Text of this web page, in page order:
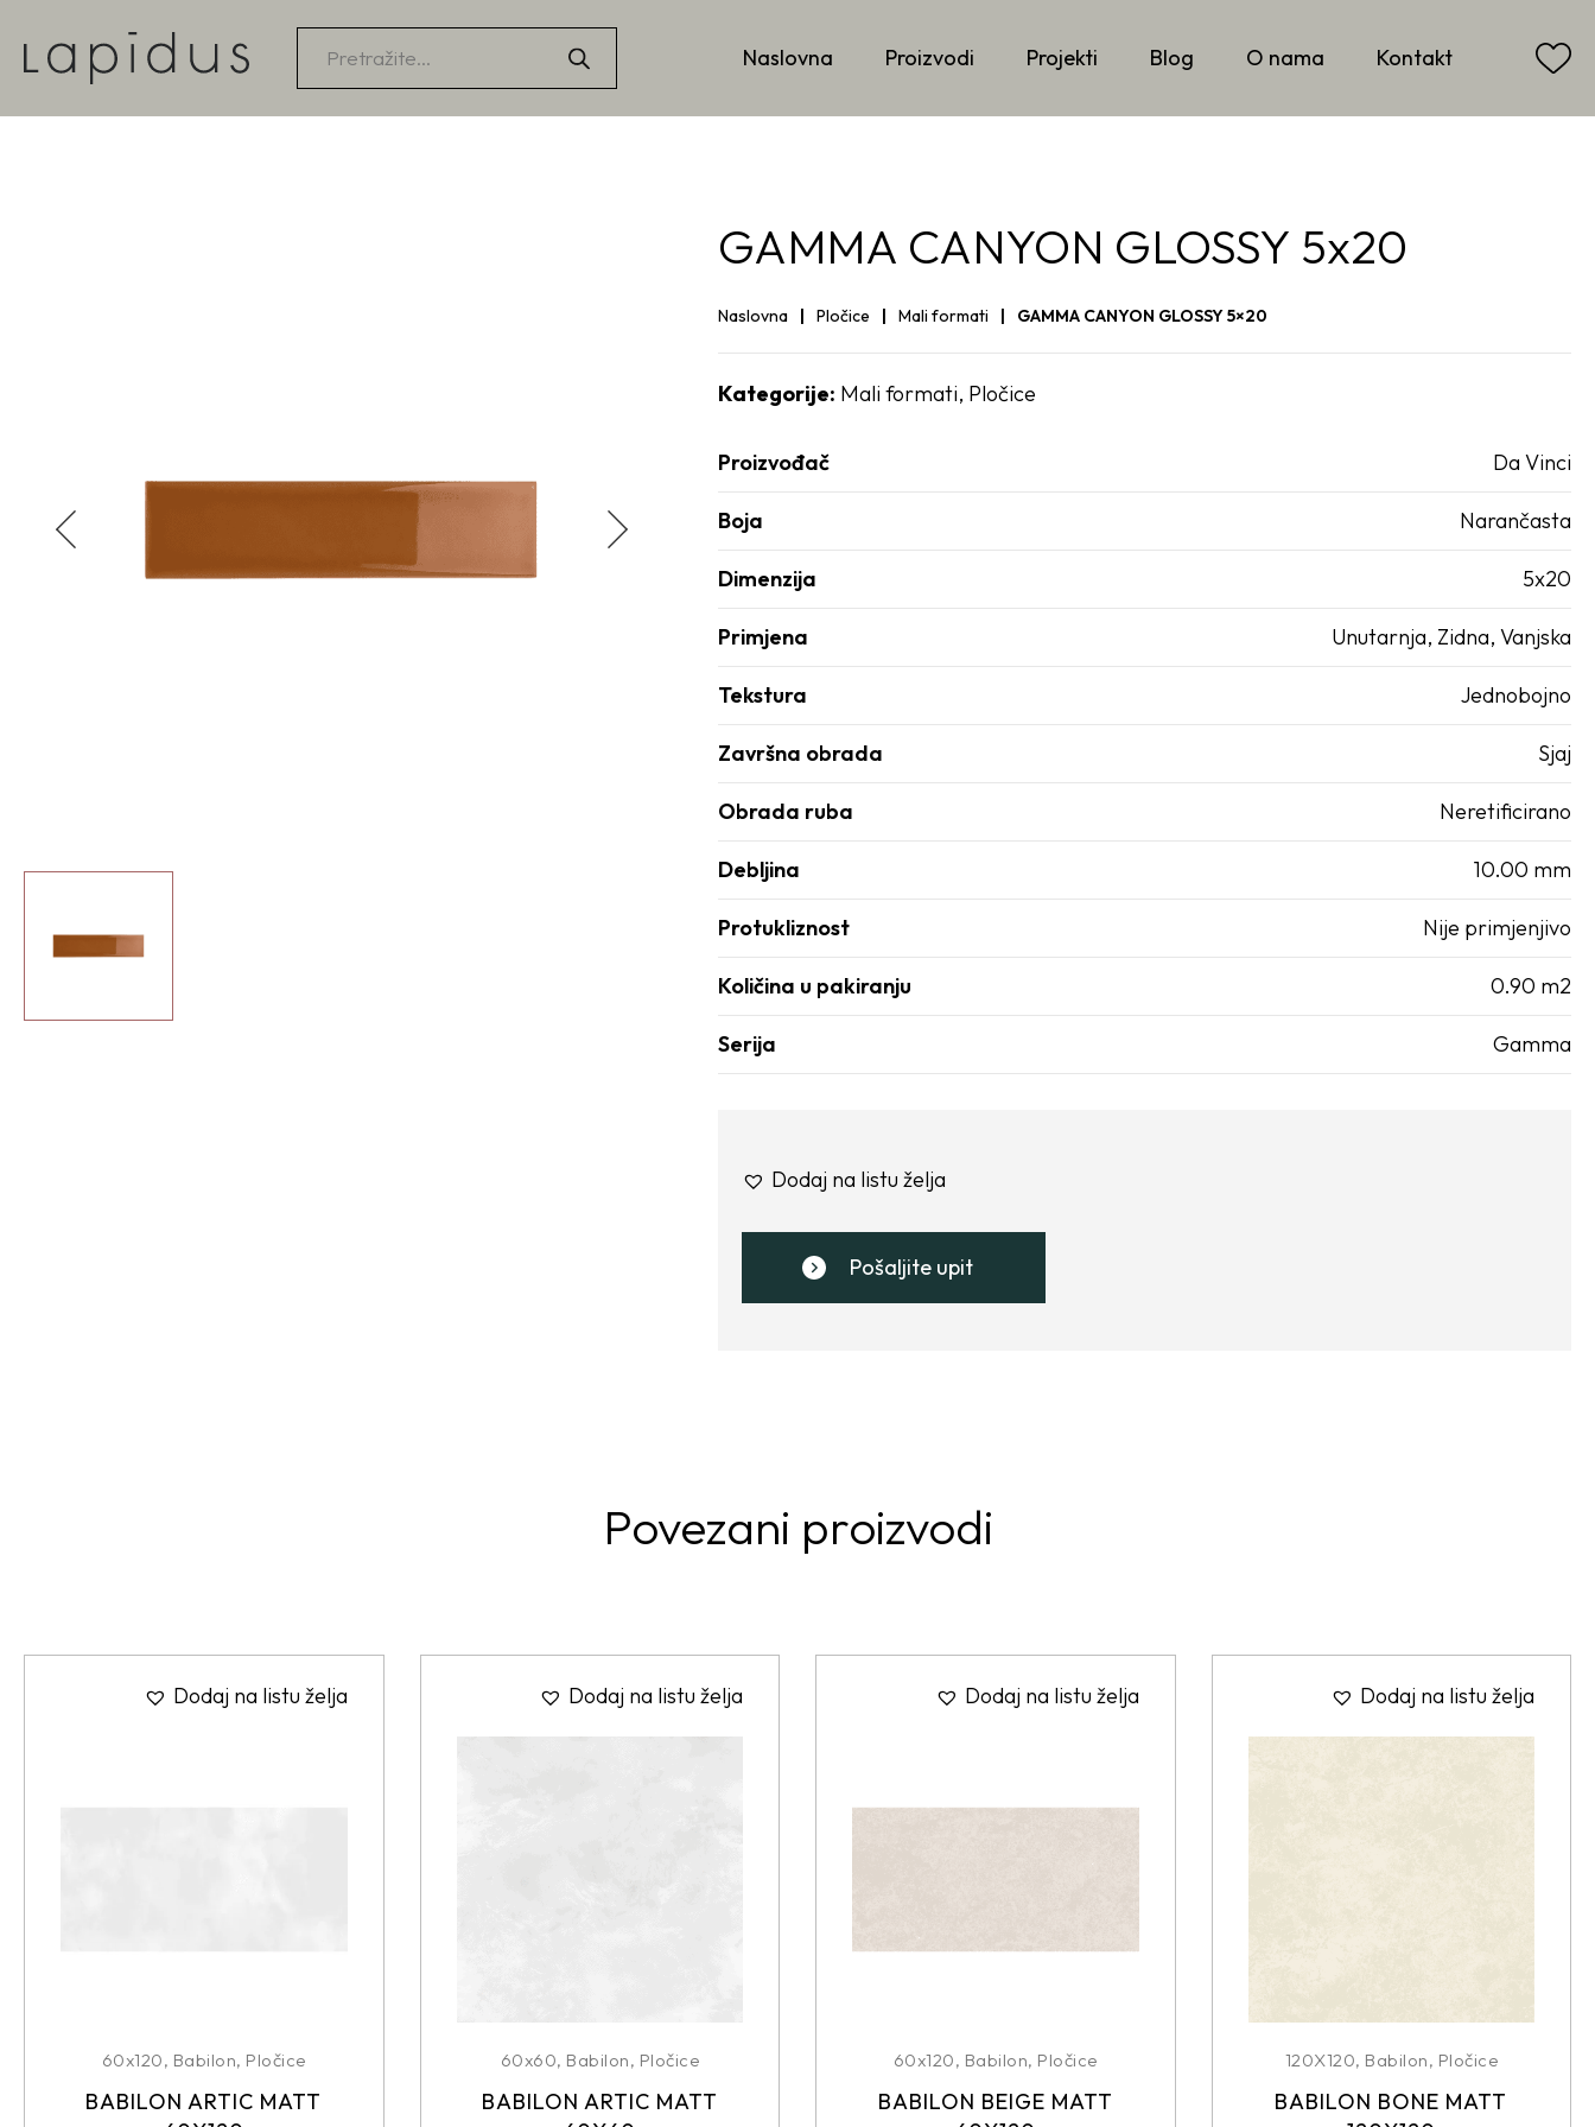
Products
search
Naslovna Proizvodi Projekti Blog O nama Kontakt
GAMMA CANYON GLOSSY 5x20
Naslovna Pločice Mali formati GAMMA CANYON GLOSSY 5×20
Kategorije: Mali formati, Pločice
Proizvođač Da Vinci
Boja Narančasta
Dimenzija 5x20
Primjena Unutarnja, Zidna, Vanjska
Tekstura Jednobojno
Završna obrada Sjaj
Obrada ruba Neretificirano
Debljina 10.00 mm
Protukliznost Nije primjenjivo
Količina u pakiranju 0.90 m2
Serija Gamma
Dodaj na listu želja
Pošaljite upit
Povezani proizvodi
Dodaj na listu želja
60x120, Babilon, Pločice
BABILON ARTIC MATT
Dodaj na listu želja
60x60, Babilon, Pločice
BABILON ARTIC MATT
Dodaj na listu želja
60x120, Babilon, Pločice
BABILON BEIGE MATT
Dodaj na listu želja
120X120, Babilon, Pločice
BABILON BONE MATT